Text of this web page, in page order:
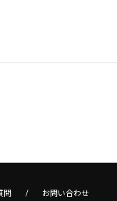
問 お問い合わせ